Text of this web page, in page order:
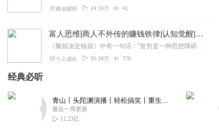
商业财经 24.19万 41
富人思维|商人不外传的赚钱铁律|认知觉醒|财富进家
《脑袋决定钱袋》中有一句话：“贫穷是一种思想障碍，而不是一种经济状态；富人最大的资产不是他账户上的字，而是他与众不同的思考方式。”很多时候，让一个人陷入贫穷的，...
个人成长 50.34万 778
经典必听
最近一周更新
11.23亿